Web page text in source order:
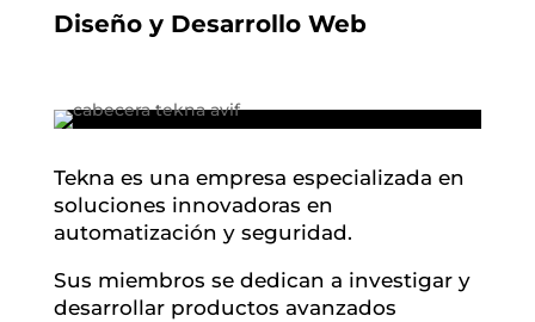
Diseño y Desarrollo Web
Tekna es una empresa especializada en
soluciones innovadoras en
automatización y seguridad.
Sus miembros se dedican a investigar y
desarrollar productos avanzados